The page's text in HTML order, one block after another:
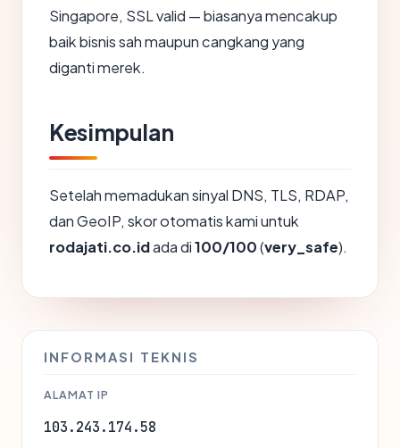
Singapore, SSL valid — biasanya mencakup
baik bisnis sah maupun cangkang yang
diganti merek.
Kesimpulan
Setelah memadukan sinyal DNS, TLS, RDAP,
dan GeoIP, skor otomatis kami untuk
rodajati.co.idada di100/100(very_safe).
INFORMASI TEKNIS
ALAMAT IP
103.243.174.58